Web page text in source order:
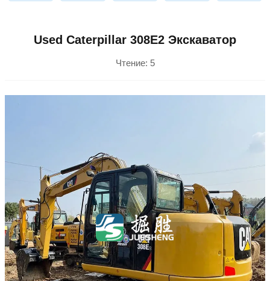
Used Caterpillar 308E2 Экскаватор
Чтение: 5